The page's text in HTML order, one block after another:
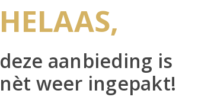
HELAAS,
deze aanbieding is
nèt weer ingepakt!